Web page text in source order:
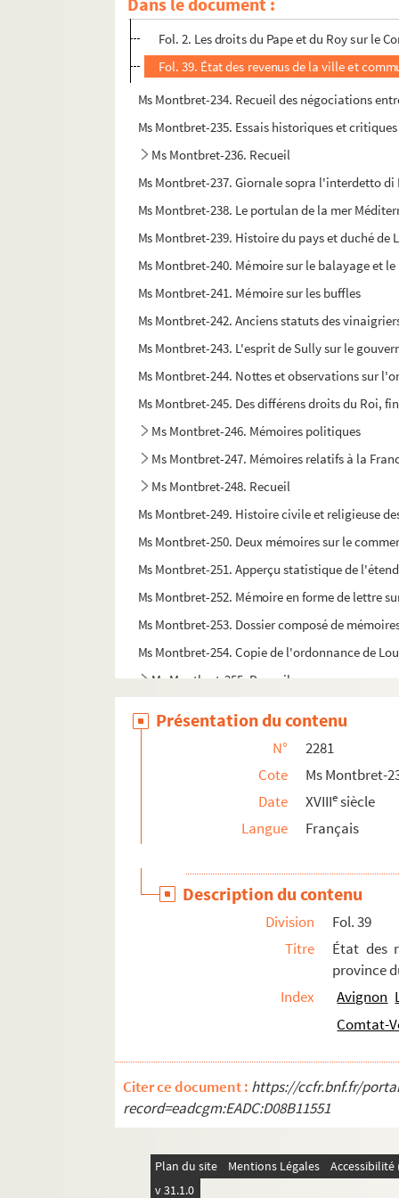
1. Remontrances de la noblesse de
Fol. 2. Les droits du Pape et du Roy sur le
Fol. 39. État des revenus de la ville et
Ms Montbret-234. Recueil des négociations
Ms Montbret-235. Essais historiques et
Ms Montbret-236. Recueil
Ms Montbret-237. Giornale sopra l'interdetto di
Ms Montbret-238. Le portulan de la mer
Ms Montbret-239. Histoire du pays et duché
Ms Montbret-240. Mémoire sur le balayage et
Ms Montbret-241. Mémoire sur les buffles
Ms Montbret-242. Anciens statuts des
Ms Montbret-243. L'esprit de Sully sur le
Ms Montbret-244. Nottes et observations sur
Ms Montbret-245. Des différens droits du Roi,
Ms Montbret-246. Mémoires politiques
Ms Montbret-247. Mémoires relatifs à la
Ms Montbret-248. Recueil
Ms Montbret-249. Histoire civile et religieuse
Ms Montbret-250. Deux mémoires sur le
Ms Montbret-251. Apperçu statistique de
Ms Montbret-252. Mémoire en forme de lettre
Ms Montbret-253. Dossier composé de
Ms Montbret-254. Copie de l'ordonnance de
Ms Montbret-255. Recueil
Ms Montbret-261. Répertoire mérovingien,
Ms Montbret-262. Cointinn idir Thâdhg mac
Ms Montbret-263. Dissertazione nella quale,
Ms Montbret-264. Factum pour les sieurs
Ms Montbret-265. Recueil
Ms Montbret-266. Catalogue des monuments
Ms Montbret-269. Rapports du peuple et de la
Ms Montbret-270. Traictez entre les trois
Ms Montbret-271. Jitié i oubieictvo
Ms Montbret-273. Discorso della sovranità dei
Présentation du contenu
N°
2281
Cote
Ms Montbret-
Date
XVIIIesiècle
Langue
Français
Description du contenu
Division
Fol. 39
Titre
État des
province
Index
Avignon
Comtat-
Citer ce document : https://ccfr.bnf.fr/
record=eadcgm:EADC:D08B11551
Plan du site Mentions Légales
v 31.1.0